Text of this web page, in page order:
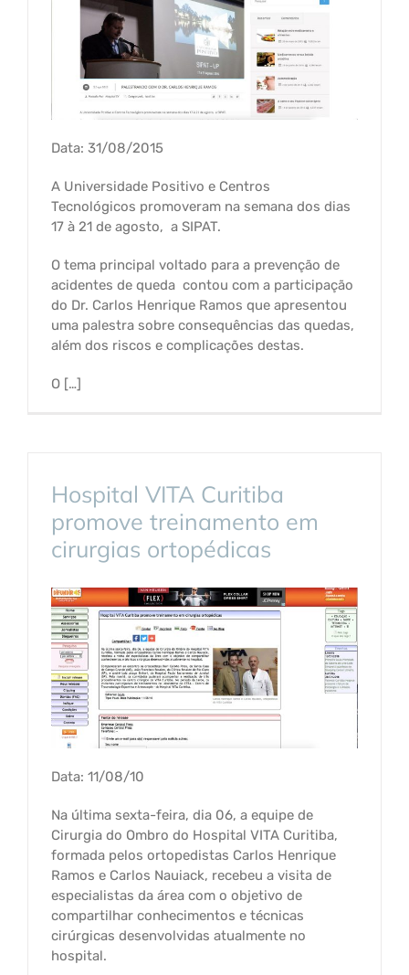
Data: 31/08/2015
A Universidade Positivo e Centros
Tecnológicos promoveram na semana dos dias
17 à 21 de agosto, a SIPAT.
O tema principal voltado para a prevenção de
acidentes de queda contou com a participação
do Dr. Carlos Henrique Ramos que apresentou
uma palestra sobre consequências das quedas,
além dos riscos e complicações destas.
O […]
Hospital VITA Curitiba
promove treinamento em
cirurgias ortopédicas
Data: 11/08/10
Na última sexta-feira, dia 06, a equipe de
Cirurgia do Ombro do Hospital VITA Curitiba,
formada pelos ortopedistas Carlos Henrique
Ramos e Carlos Nauiack, recebeu a visita de
especialistas da área com o objetivo de
compartilhar conhecimentos e técnicas
cirúrgicas desenvolvidas atualmente no
hospital.